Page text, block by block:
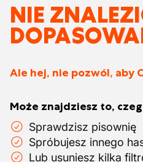
NIE
Ale hej, nie pozwól, aby
Może znajdziesz to,
Sprawdzisz pisownię
Spróbujesz innego
Lub usuniesz kilka